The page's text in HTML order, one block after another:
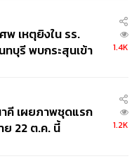
เหตุยิงใน รร.
บุรี พบกระสุนเข้า
1.4K
คี เผยภาพชุดแรก
22 ต.ค. นี้
1.2K